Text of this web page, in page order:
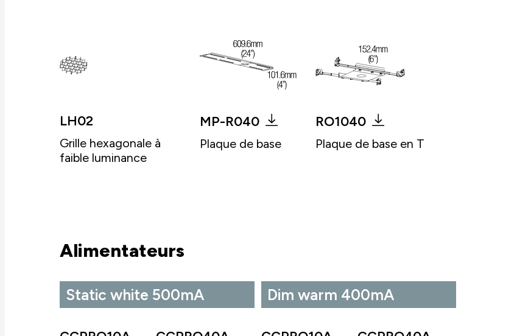
LH02
Grille hexagonale à
faible luminance
MP-R040
Plaque de base
RO1040
Plaque de base en T
Alimentateurs
Static white 500mA Dim warm 400mA